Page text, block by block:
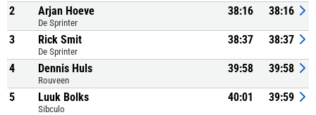
2 Arjan Hoeve
De Sprinter
38:16 38:16
3 Rick Smit
De Sprinter
38:37 38:37
4 Dennis Huls
Rouveen
39:58 39:58
5 Luuk Bolks
Sibculo
40:01 39:59